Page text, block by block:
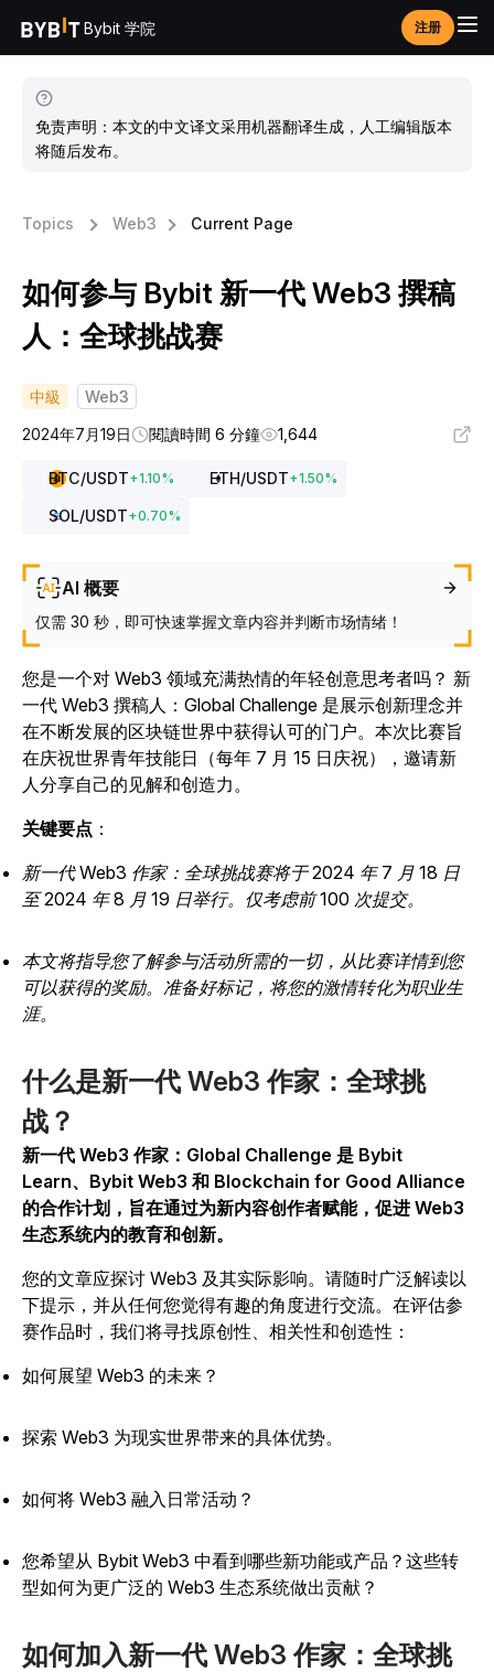
Bybit 学院 注册
免责声明：本文的中文译文采用机器翻译生成，人工编辑版本
将随后发布。
Topics Web3 Current Page
如何参与 Bybit 新一代 Web3 撰稿
人：全球挑战赛
中級
Web3
2024年7月19日
閱讀時間 6 分鐘 1,644
BTC/USDT+1.10% ETH/USDT+1.50%
SOL/USDT+0.70%
AI 概要
仅需 30 秒，即可快速掌握文章内容并判断市场情绪！
您是一个对 Web3 领域充满热情的年轻创意思考者吗？ 新
一代 Web3 撰稿人：Global Challenge 是展示创新理念并
在不断发展的区块链世界中获得认可的门户。本次比赛旨
在庆祝世界青年技能日（每年 7 月 15 日庆祝），邀请新
人分享自己的见解和创造力。
关键要点 ：
新一代 Web3 作家：全球挑战赛将于 2024 年 7 月 18 日
至 2024 年 8 月 19 日举行。仅考虑前 100 次提交。
本文将指导您了解参与活动所需的一切，从比赛详情到您
可以获得的奖励。准备好标记，将您的激情转化为职业生
涯。
什么是新一代 Web3 作家：全球挑
战？
新一代 Web3 作家：Global Challenge 是 Bybit
Learn、Bybit Web3 和 Blockchain for Good Alliance
的合作计划，旨在通过为新内容创作者赋能，促进 Web3
生态系统内的教育和创新。
您的文章应探讨 Web3 及其实际影响。请随时广泛解读以
下提示，并从任何您觉得有趣的角度进行交流。在评估参
赛作品时，我们将寻找原创性、相关性和创造性：
如何展望 Web3 的未来？
探索 Web3 为现实世界带来的具体优势。
如何将 Web3 融入日常活动？
您希望从 Bybit Web3 中看到哪些新功能或产品？这些转
型如何为更广泛的 Web3 生态系统做出贡献？
如何加入新一代 Web3 作家：全球挑